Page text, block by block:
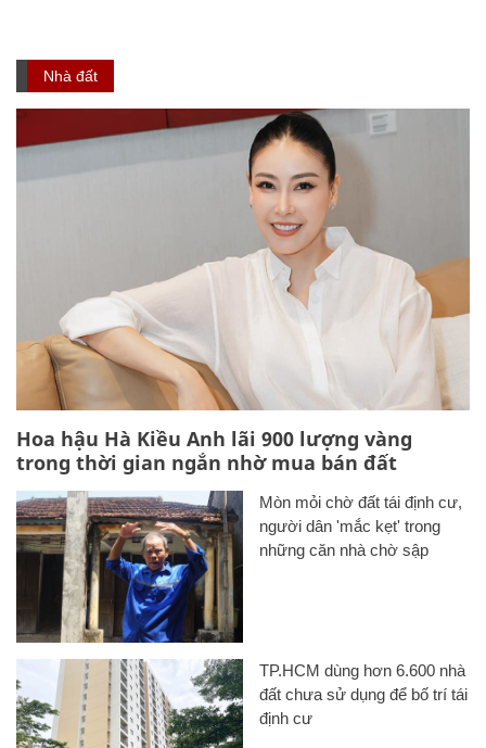
Nhà đất
Hoa hậu Hà Kiều Anh lãi 900 lượng vàng
trong thời gian ngắn nhờ mua bán đất
Mòn mỏi chờ đất tái định cư,
người dân 'mắc kẹt' trong
những căn nhà chờ sập
TP.HCM dùng hơn 6.600 nhà
đất chưa sử dụng để bố trí tái
định cư